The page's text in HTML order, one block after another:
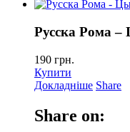
Русска Рома
190 грн.
Купити
Докладніше Share
Share on: